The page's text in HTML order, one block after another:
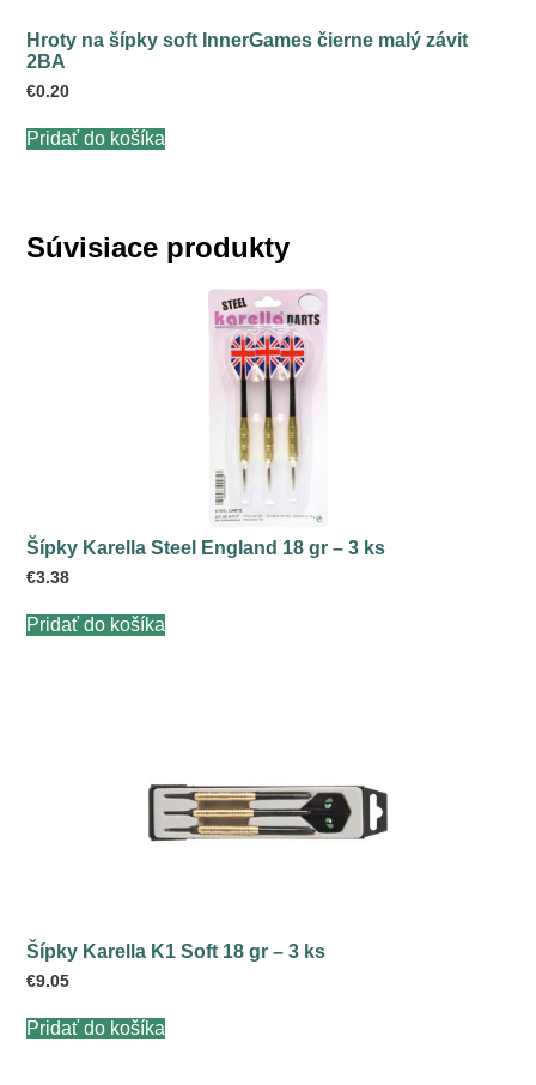
Hroty na šípky soft InnerGames čierne malý závit
2BA
€0.20
Pridať do košíka
Súvisiace produkty
Šípky Karella Steel England 18 gr – 3 ks
€3.38
Pridať do košíka
Šípky Karella K1 Soft 18 gr – 3 ks
€9.05
Pridať do košíka